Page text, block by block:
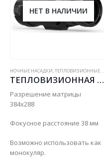
НЕТ В НАЛИЧИИ
НОЧНЫЕ НАСАДКИ,ТЕПЛОВИЗИОННЫЕ ПРИЦЕЛЫ
ТЕПЛОВИЗИОННАЯ НАСАДКА PULSAR CORE FXQ38
Разрешение матрицы
384х288
Фокусное расстояние 38 мм
Возможно использовать как
монокуляр.